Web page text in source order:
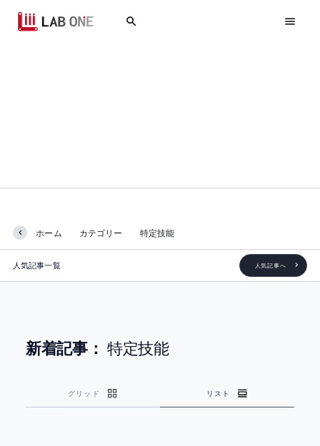
ホーム カテゴリー 特定技能
人気記事一覧 人気記事へ
新着記事： 特定技能
グリッド リスト